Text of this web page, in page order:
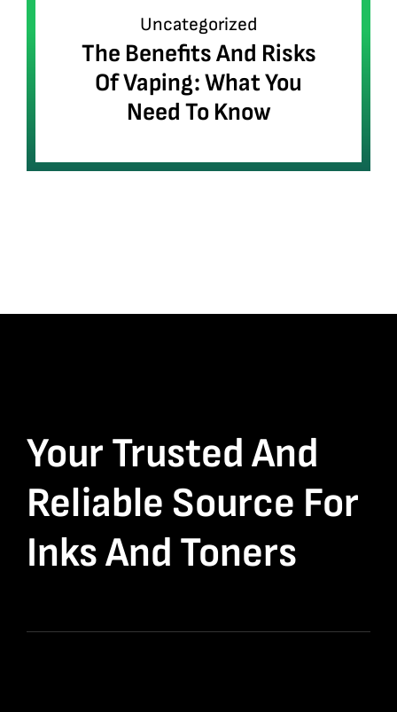
Uncategorized
The Benefits And Risks
Of Vaping: What You
Need To Know
Your Trusted And
Reliable Source For
Inks And Toners